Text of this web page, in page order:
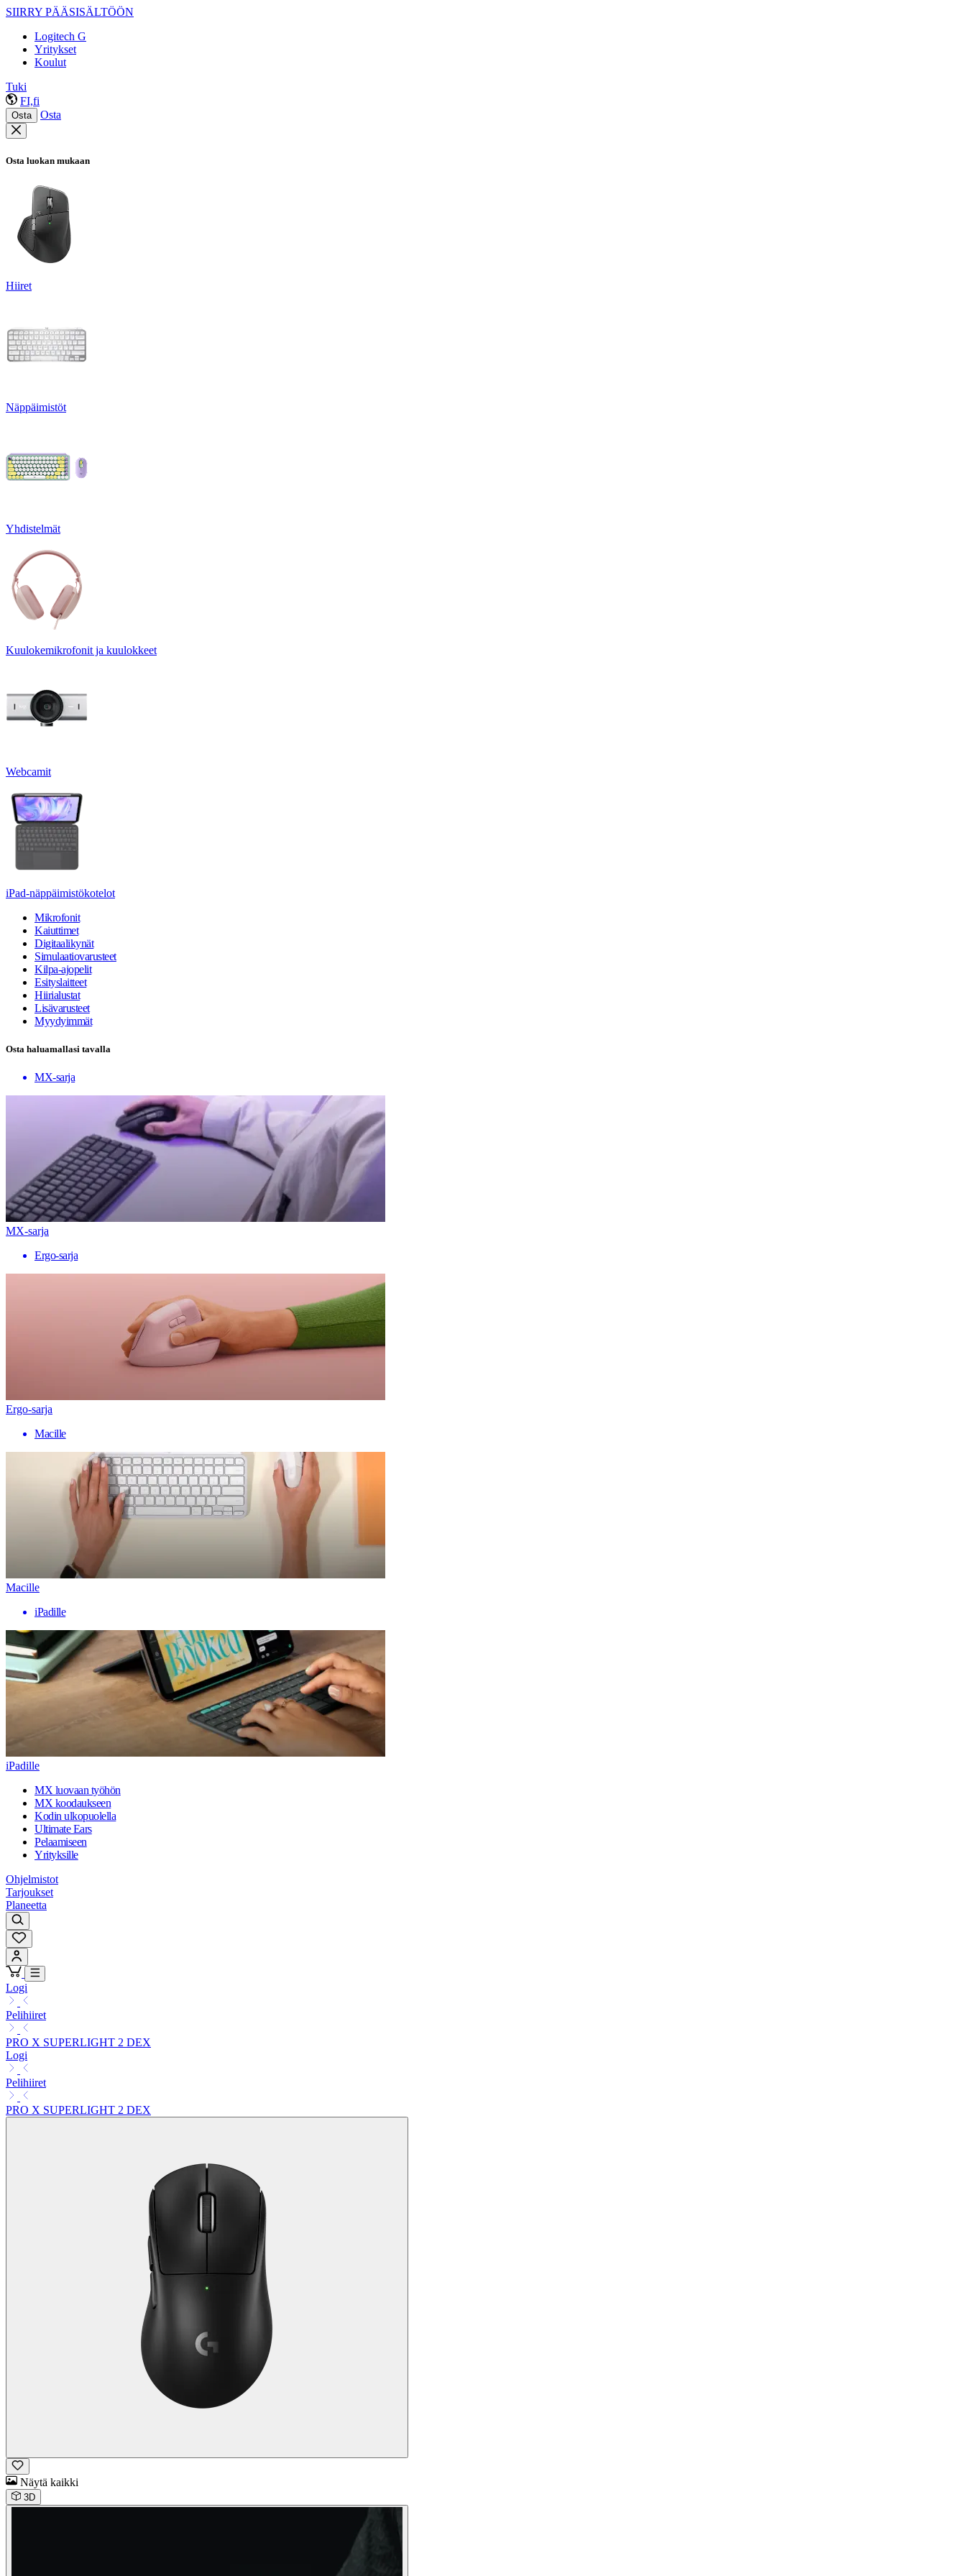
SIIRRY PÄÄSISÄLTÖÖN
Logitech G
Yritykset
Koulut
Tuki
FI,fi
Osta Osta
Osta luokan mukaan
Hiiret
Näppäimistöt
Yhdistelmät
Kuulokemikrofonit ja kuulokkeet
Webcamit
iPad-näppäimistökotelot
Mikrofonit
Kaiuttimet
Digitaalikynät
Simulaatiovarusteet
Kilpa-ajopelit
Esityslaitteet
Hiirialustat
Lisävarusteet
Myydyimmät
Osta haluamallasi tavalla
MX-sarja
MX-sarja
Ergo-sarja
Ergo-sarja
Macille
Macille
iPadille
iPadille
MX luovaan työhön
MX koodaukseen
Kodin ulkopuolella
Ultimate Ears
Pelaamiseen
Yrityksille
Ohjelmistot
Tarjoukset
Planeetta
Logi
Pelihiiret
PRO X SUPERLIGHT 2 DEX
Logi
Pelihiiret
PRO X SUPERLIGHT 2 DEX
Näytä kaikki
3D